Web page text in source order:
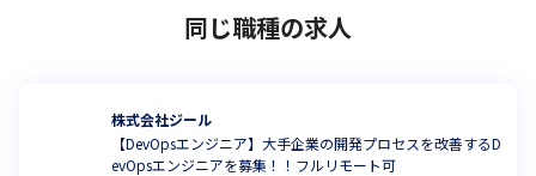
同じ職種の求人
株式会社ジール
【DevOpsエンジニア】大手企業の開発プロセスを改善するD
evOpsエンジニアを募集！！フルリモート可